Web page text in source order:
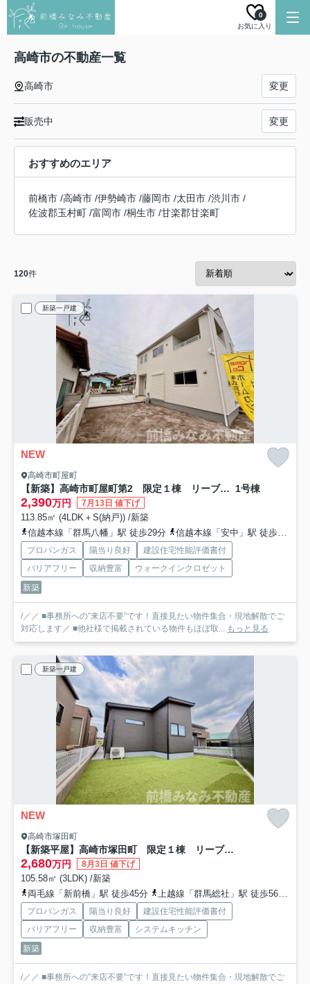
お気に入り
0
高崎市の不動産一覧
高崎市 変更
販売中 変更
おすすめのエリア
前橋市 /高崎市 /伊勢崎市 /藤岡市 /太田市 /渋川市 /
佐波郡玉村町 /富岡市 /桐生市 /甘楽郡甘楽町
120件
新築一戸建
NEW
高崎市町屋町
【新築】高崎市町屋町第2 限定１棟 リーブルガーデン 新築建売 1号棟
2,390万円 7月13日 値下げ
113.85㎡ (4LDK＋S(納戸)) /新築
信越本線「群馬八幡」駅 徒歩29分
信越本線「安中」駅 徒歩59分
プロパンガス 陽当り良好
建設住宅性能評価書付
バリアフリー
収納豊富
ウォークインクロゼット
新築
/／／ ■事務所への”来店不要”です！直接見たい物件集合・現地解散でご
対応します／ ■他社様で掲載されている物件もほぼ取... もっと見る
新築一戸建
NEW
高崎市塚田町
【新築平屋】高崎市塚田町 限定１棟 リーブルガーデン 新築建売
2,680万円 8月3日 値下げ
105.58㎡ (3LDK) /新築
両毛線「新前橋」駅 徒歩45分
上越線「群馬総社」駅 徒歩56分
プロパンガス 陽当り良好
建設住宅性能評価書付
バリアフリー
収納豊富
システムキッチン
新築
/／／ ■事務所への”来店不要”です！直接見たい物件集合・現地解散でご